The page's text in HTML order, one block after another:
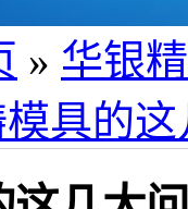
» 华银
具的